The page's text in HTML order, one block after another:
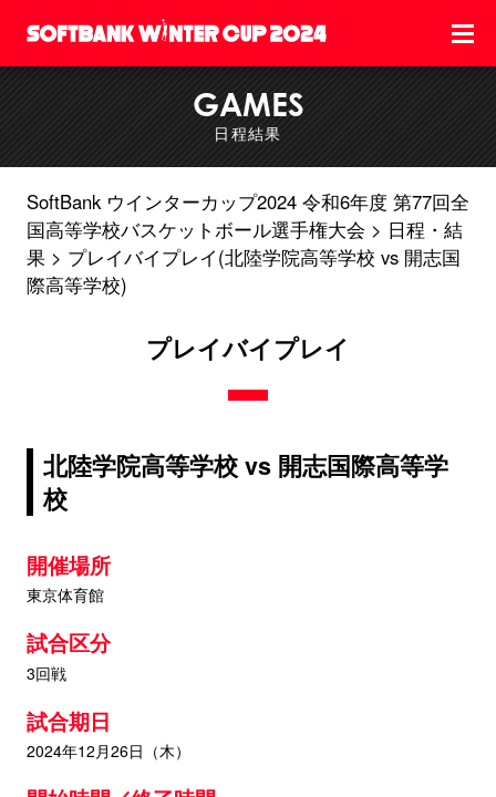
GAMES
日程結果
SoftBank ウインターカップ2024 令和6年度 第77回全
国高等学校バスケットボール選手権大会
日程・結
果
プレイバイプレイ(北陸学院高等学校 vs 開志国
際高等学校)
プレイバイプレイ
北陸学院高等学校 vs 開志国際高等学
校
開催場所
東京体育館
試合区分
3回戦
試合期日
2024年12月26日（木）